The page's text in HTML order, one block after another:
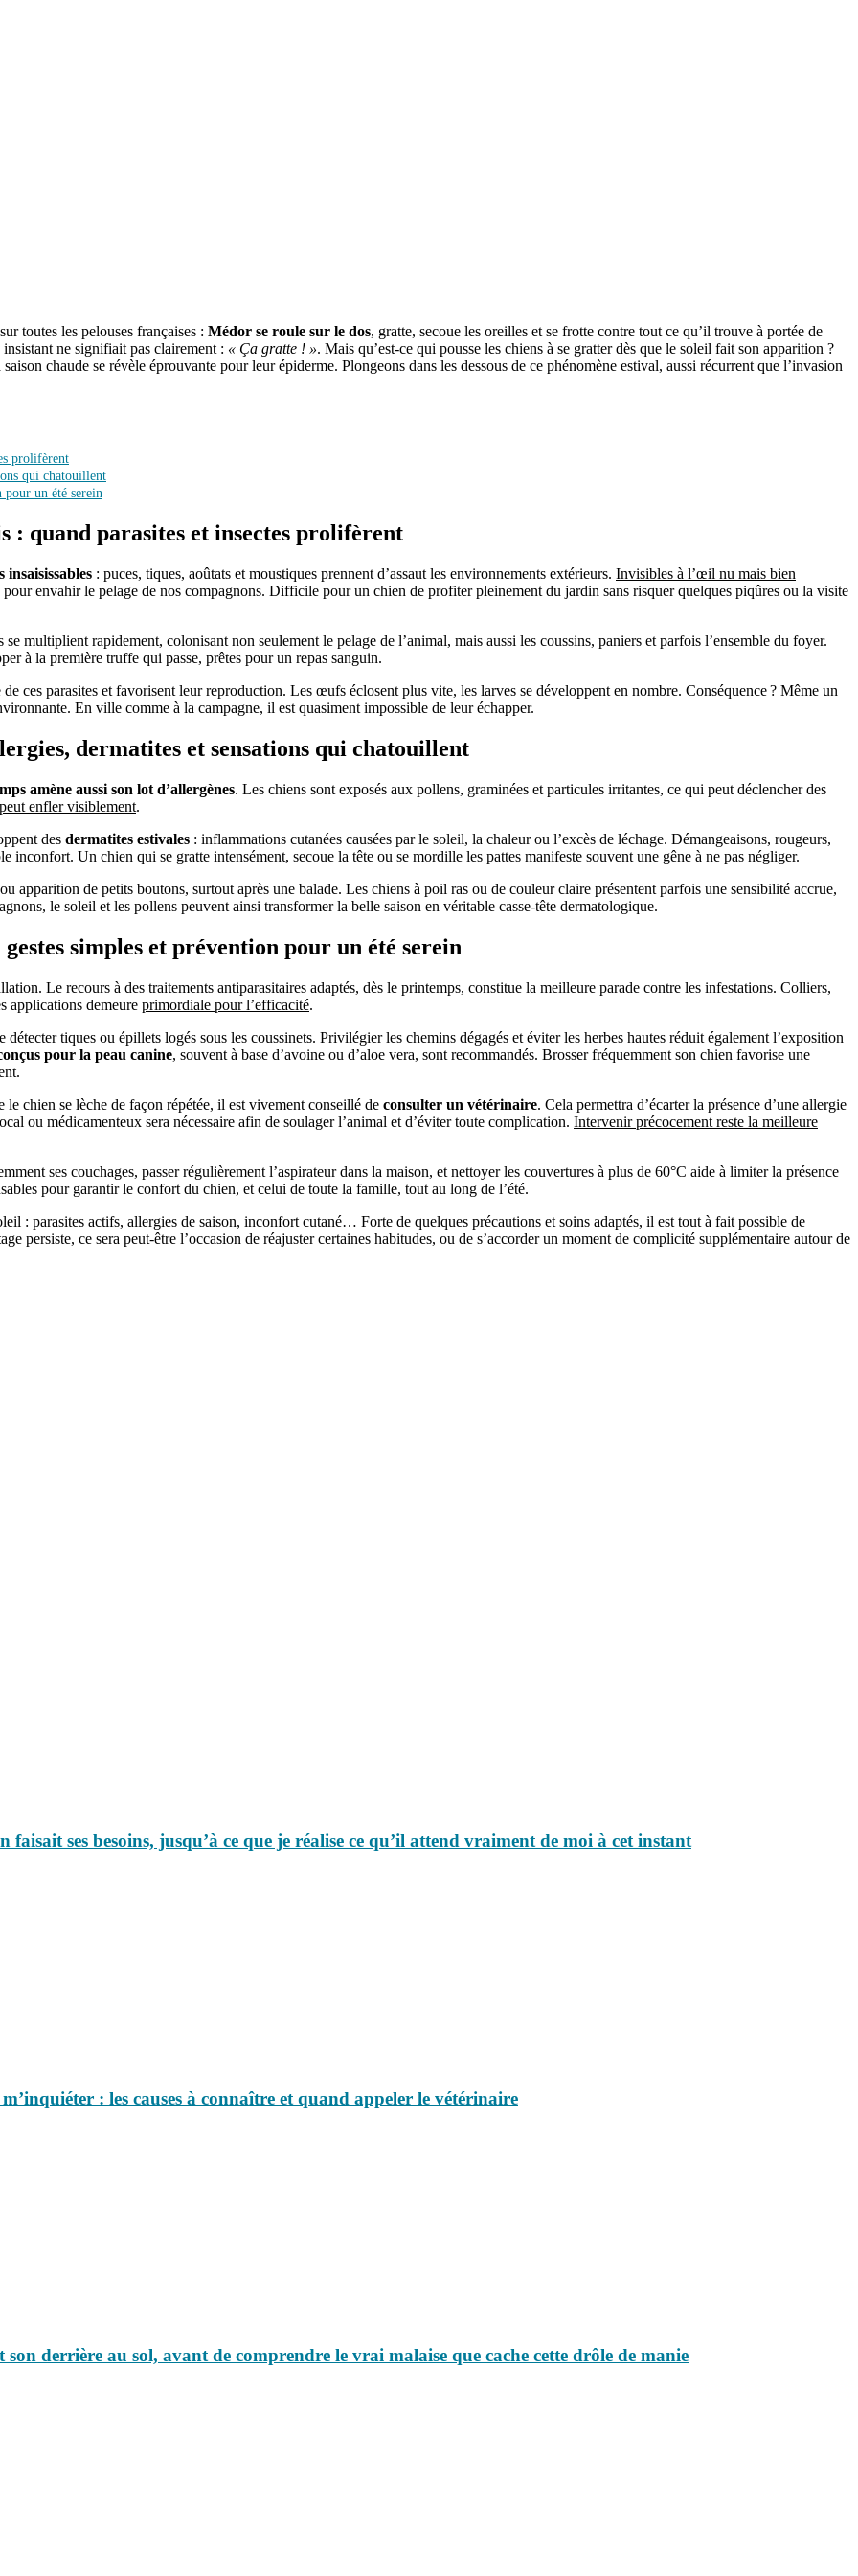
toutes les pelouses françaises : Médor se roule sur le dos, gratte, secoue les oreilles et se frotte contre tout ce qu’il trouve à portée de
ne signifiait pas clairement : « Ça gratte ! ». Mais qu’est-ce qui pousse les chiens à se gratter dès que le soleil fait son apparition ?
chaude se révèle éprouvante pour leur épiderme. Plongeons dans les dessous de ce phénomène estival, aussi récurrent que l’invasion
prolifèrent
qui chatouillent
pour un été serein
: quand parasites et insectes prolifèrent
insaisissables : puces, tiques, aoûtats et moustiques prennent d’assaut les environnements extérieurs. Invisibles à l’œil nu mais bien
envahir le pelage de nos compagnons. Difficile pour un chien de profiter pleinement du jardin sans risquer quelques piqûres ou la visite
multiplient rapidement, colonisant non seulement le pelage de l’animal, mais aussi les coussins, paniers et parfois l’ensemble du foyer.
à la première truffe qui passe, prêtes pour un repas sanguin.
ces parasites et favorisent leur reproduction. Les œufs éclosent plus vite, les larves se développent en nombre. Conséquence ? Même un
En ville comme à la campagne, il est quasiment impossible de leur échapper.
dermatites et sensations qui chatouillent
amène aussi son lot d’allergènes. Les chiens sont exposés aux pollens, graminées et particules irritantes, ce qui peut déclencher des
enfler visiblement.
des dermatites estivales : inflammations cutanées causées par le soleil, la chaleur ou l’excès de léchage. Démangeaisons, rougeurs,
inconfort. Un chien qui se gratte intensément, secoue la tête ou se mordille les pattes manifeste souvent une gêne à ne pas négliger.
apparition de petits boutons, surtout après une balade. Les chiens à poil ras ou de couleur claire présentent parfois une sensibilité accrue,
le soleil et les pollens peuvent ainsi transformer la belle saison en véritable casse-tête dermatologique.
simples et prévention pour un été serein
Le recours à des traitements antiparasitaires adaptés, dès le printemps, constitue la meilleure parade contre les infestations. Colliers,
applications demeure primordiale pour l’efficacité.
tiques ou épillets logés sous les coussinets. Privilégier les chemins dégagés et éviter les herbes hautes réduit également l’exposition
pour la peau canine, souvent à base d’avoine ou d’aloe vera, sont recommandés. Brosser fréquemment son chien favorise une
le chien se lèche de façon répétée, il est vivement conseillé de consulter un vétérinaire. Cela permettra d’écarter la présence d’une allergie
ou médicamenteux sera nécessaire afin de soulager l’animal et d’éviter toute complication. Intervenir précocement reste la meilleure
ses couchages, passer régulièrement l’aspirateur dans la maison, et nettoyer les couvertures à plus de 60°C aide à limiter la présence
pour garantir le confort du chien, et celui de toute la famille, tout au long de l’été.
: parasites actifs, allergies de saison, inconfort cutané… Forte de quelques précautions et soins adaptés, il est tout à fait possible de
persiste, ce sera peut-être l’occasion de réajuster certaines habitudes, ou de s’accorder un moment de complicité supplémentaire autour de
ses besoins, jusqu’à ce que je réalise ce qu’il attend vraiment de moi à cet instant
: les causes à connaître et quand appeler le vétérinaire
derrière au sol, avant de comprendre le vrai malaise que cache cette drôle de manie